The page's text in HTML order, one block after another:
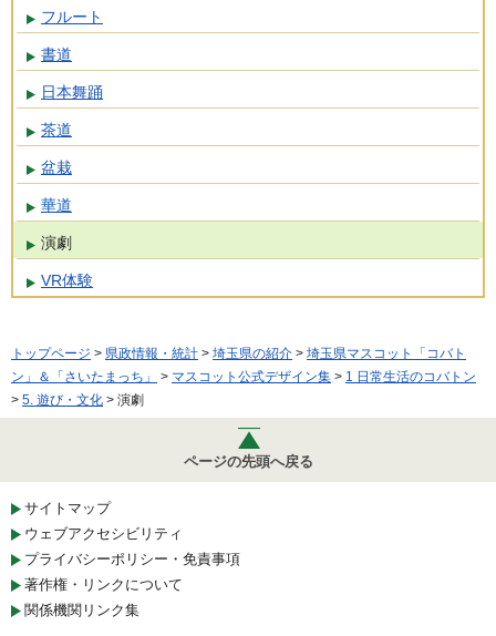
フルート
書道
日本舞踊
茶道
盆栽
華道
演劇
VR体験
トップページ > 県政情報・統計 > 埼玉県の紹介 > 埼玉県マスコット「コバト
ン」＆「さいたまっち」
> マスコット公式デザイン集 > 1 日常生活のコバトン
> 5. 遊び・文化 > 演劇
ページの先頭へ戻る
サイトマップ
ウェブアクセシビリティ
プライバシーポリシー・免責事項
著作権・リンクについて
関係機関リンク集